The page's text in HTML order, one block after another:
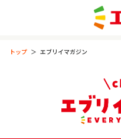
トップ エブリイマガジン